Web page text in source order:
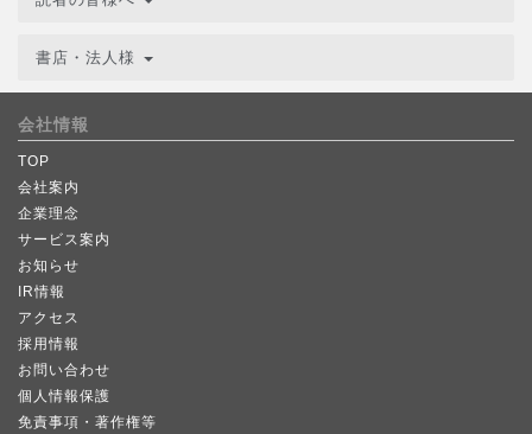
書店・法人様
会社情報
TOP
会社案内
企業理念
サービス案内
お知らせ
IR情報
アクセス
採用情報
お問い合わせ
個人情報保護
免責事項・著作権等